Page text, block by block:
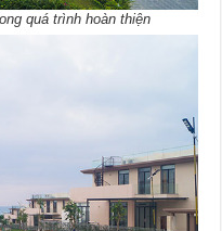
quá trình hoàn thiện